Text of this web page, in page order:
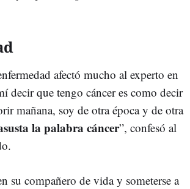
afectó mucho al experto en
decir que tengo cáncer es como decir
mañana, soy de otra época y de otra
la palabra cáncer”, confesó al
su compañero de vida y someterse a